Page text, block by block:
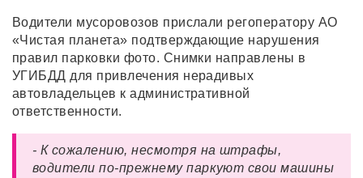
Водители мусоровозов прислали регоператору АО
«Чистая планета» подтверждающие нарушения
правил парковки фото. Снимки направлены в
УГИБДД для привлечения нерадивых
автовладельцев к административной
ответственности.
- К сожалению, несмотря на штрафы,
водители по-прежнему паркуют свои машины